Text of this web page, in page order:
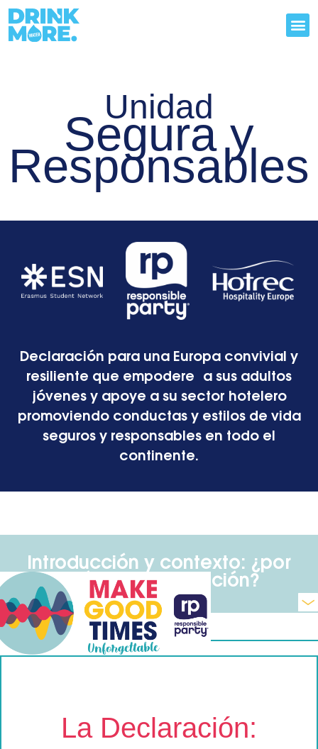
Unidad
Segura y
Responsables
Declaración para una Europa convivial y
resiliente que empodere a sus adultos
jóvenes y apoye a su sector hotelero
promoviendo conductas y estilos de vida
seguros y responsables en todo el
continente.
Introducción y contexto: ¿por
qué esta declaración?
La Declaración: